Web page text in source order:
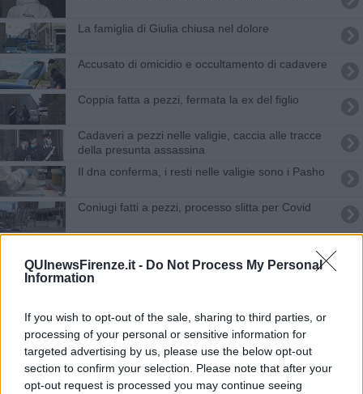
QUInewsFirenze.it - Do Not Process My Personal
Information
If you wish to opt-out of the sale, sharing to third parties, or
processing of your personal or sensitive information for
targeted advertising by us, please use the below opt-out
section to confirm your selection. Please note that after your
opt-out request is processed you may continue seeing
La famiglia di Giulia chiusa nel dolore
Accusato di omicidio e occultamento di cadavere
Coppia fatta a pezzi, fermata la ex del figlio
Cadaveri a pezzi nelle valigie, caccia alle tracce
della presunta assassina
Il dna conferma, i resti nelle valigie sono i Pasho
Coniugi fatti a pezzi, processo slitta per Covid
I video stringono il cerchio intorno a Cagnoni
Cadavere in decomposizione nello sgabuzzino
Cadavere nel sacco, abiti simili a quelli di Irene
Coppia a pezzi nelle valigie, la ex 'nuora' resta in